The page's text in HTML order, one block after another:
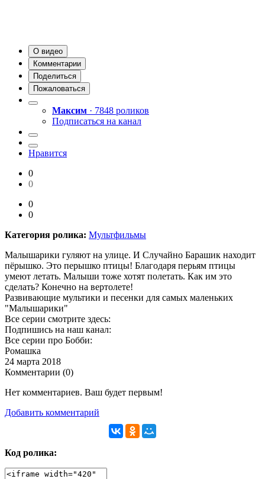
О видео
Комментарии
Поделиться
Пожаловаться
Максим · 7848 роликов
Подписаться на канал
Нравится
0
0
0
0
Категория ролика: Мультфильмы
Малышарики гуляют на улице. И Случайно Барашик находит
пёрышко. Это перышко птицы! Благодаря перьям птицы
умеют летать. Малыши тоже хотят полетать. Как им это
сделать? Конечно на вертолете!
Развивающие мультики и песенки для самых маленьких
"Малышарики"
Все серии смотрите здесь:
Подпишись на наш канал:
Все серии про Бобби:
Ромашка
24 марта 2018
Комментарии (0)
Нет комментариев. Ваш будет первым!
Добавить комментарий
Код ролика: